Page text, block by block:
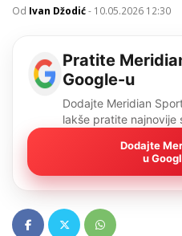
Od Ivan Džodić- 10.05.2026 12:30
Pratite
Google-u
Dodajte Meridian
lakše pratite najnovije
Dodajte
u